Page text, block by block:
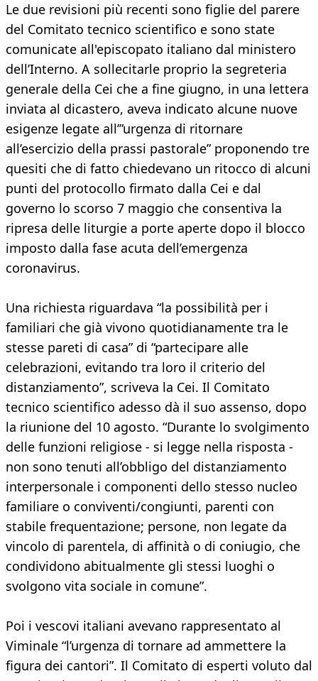
Le due revisioni più recenti sono figlie del parere
del Comitato tecnico scientifico e sono state
comunicate all'episcopato italiano dal ministero
dell’Interno. A sollecitarle proprio la segreteria
generale della Cei che a fine giugno, in una lettera
inviata al dicastero, aveva indicato alcune nuove
esigenze legate all’”urgenza di ritornare
all’esercizio della prassi pastorale” proponendo tre
quesiti che di fatto chiedevano un ritocco di alcuni
punti del protocollo firmato dalla Cei e dal
governo lo scorso 7 maggio che consentiva la
ripresa delle liturgie a porte aperte dopo il blocco
imposto dalla fase acuta dell’emergenza
coronavirus.
Una richiesta riguardava “la possibilità per i
familiari che già vivono quotidianamente tra le
stesse pareti di casa” di “partecipare alle
celebrazioni, evitando tra loro il criterio del
distanziamento”, scriveva la Cei. Il Comitato
tecnico scientifico adesso dà il suo assenso, dopo
la riunione del 10 agosto. “Durante lo svolgimento
delle funzioni religiose - si legge nella risposta -
non sono tenuti all’obbligo del distanziamento
interpersonale i componenti dello stesso nucleo
familiare o conviventi/congiunti, parenti con
stabile frequentazione; persone, non legate da
vincolo di parentela, di affinità o di coniugio, che
condividono abitualmente gli stessi luoghi o
svolgono vita sociale in comune”.
Poi i vescovi italiani avevano rappresentato al
Viminale “l’urgenza di tornare ad ammettere la
figura dei cantori”. Il Comitato di esperti voluto dal